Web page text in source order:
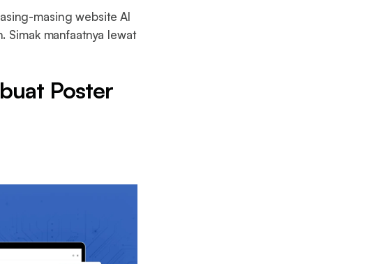
masing website AI
Simak manfaatnya lewat
Poster